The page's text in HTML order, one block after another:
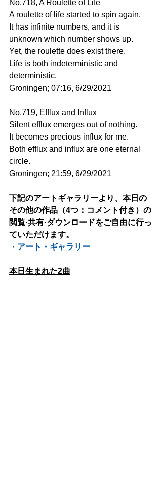
No.718, A Roulette of Life
A roulette of life started to spin again.
It has infinite numbers, and it is
unknown which number shows up.
Yet, the roulette does exist there.
Life is both indeterministic and
deterministic.
Groningen; 07:16, 6/29/2021
No.719, Efflux and Influx
Silent efflux emerges out of nothing.
It becomes precious influx for me.
Both efflux and influx are one eternal
circle.
Groningen; 21:59, 6/29/2021
下記のアートギャラリーより、本日の
その他の作品（4つ：コメント付き）の
閲覧·共有·ダウンロードをご自由に行っ
ていただけます。
・ アート・ギャラリー
本日生まれた2曲